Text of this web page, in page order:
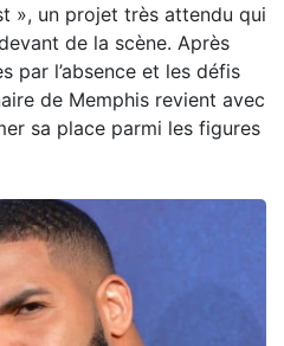
», un projet très attendu qui
de la scène. Après
par l’absence et les défis
de Memphis revient avec
sa place parmi les figures